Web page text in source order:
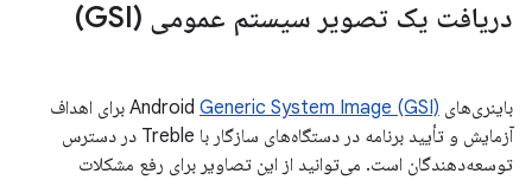
دریافت یک تصویر سیستم عمومی (GSI)
باینری‌های Android Generic System Image (GSI)
برای اهداف
آزمایش و تأیید برنامه در دستگاه‌های سازگار با Treble در دسترس
توسعه‌دهندگان است. می‌توانید از این تصاویر برای رفع مشکلات